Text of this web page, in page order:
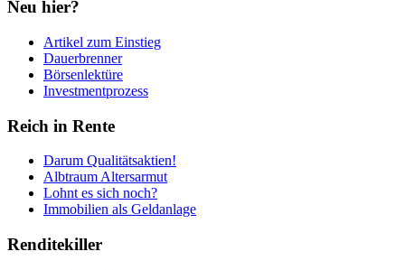
Neu hier?
Artikel zum Einstieg
Dauerbrenner
Börsenlektüre
Investmentprozess
Reich in Rente
Darum Qualitätsaktien!
Albtraum Altersarmut
Lohnt es sich noch?
Immobilien als Geldanlage
Renditekiller